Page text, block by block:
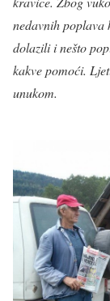
nedavnih poplava
dolazili i nešto
kakve pomoći.
unukom.